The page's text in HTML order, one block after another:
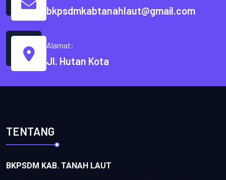
bkpsdmkabtanahlaut@gmail.com
Alamat:
Jl. Hutan Kota
TENTANG
BKPSDM KAB. TANAH LAUT